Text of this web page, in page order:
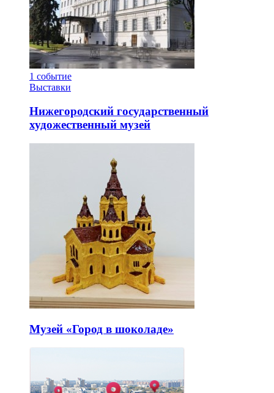
1 событие
Выставки
Нижегородский государственный
художественный музей
Музей «Город в шоколаде»